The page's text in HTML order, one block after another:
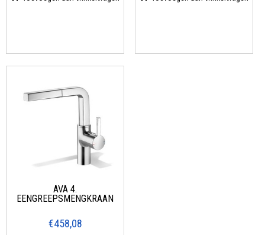
AVA 4.
EENGREEPSMENGKRAAN
€458,08